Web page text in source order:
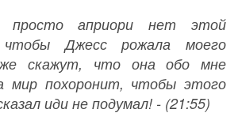
просто априори нет этой
чтобы Джесс рожала моего
скажут, что она обо мне
мир похоронит, чтобы этого
иди не подумал! - (21:55)